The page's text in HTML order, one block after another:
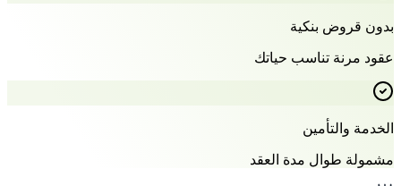
بدون قروض بنكية
عقود مرنة تناسب حياتك
الخدمة والتأمين
مشمولة طوال مدة العقد